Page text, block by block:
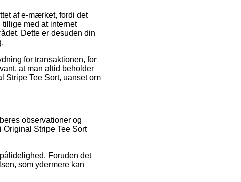
af e-mærket, fordi det
med at internet
Dette er desuden din
for transaktionen, for
at man altid beholder
Stripe Tee Sort, uanset om
observationer og
Stripe Tee Sort
Foruden det
som ydermere kan